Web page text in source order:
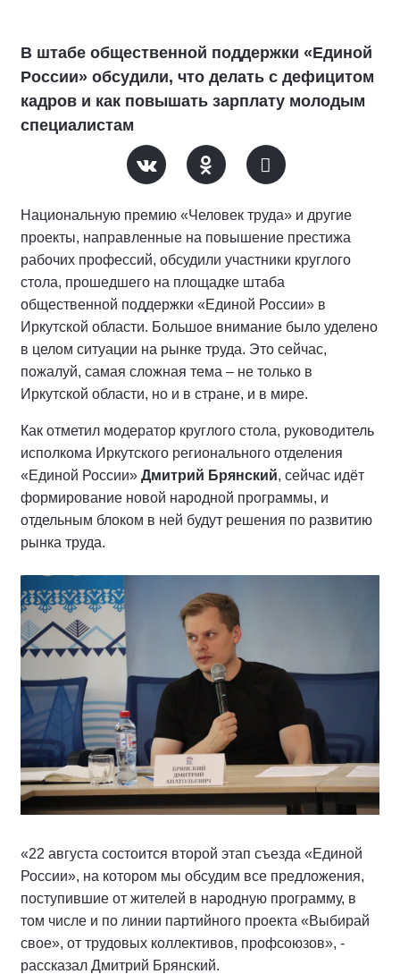
В штабе общественной поддержки «Единой
России» обсудили, что делать с дефицитом
кадров и как повышать зарплату молодым
специалистам
Национальную премию «Человек труда» и другие
проекты, направленные на повышение престижа
рабочих профессий, обсудили участники круглого
стола, прошедшего на площадке штаба
общественной поддержки «Единой России» в
Иркутской области. Большое внимание было уделено
в целом ситуации на рынке труда. Это сейчас,
пожалуй, самая сложная тема – не только в
Иркутской области, но и в стране, и в мире.
Как отметил модератор круглого стола, руководитель
исполкома Иркутского регионального отделения
«Единой России» Дмитрий Брянский, сейчас идёт
формирование новой народной программы, и
отдельным блоком в ней будут решения по развитию
рынка труда.
«22 августа состоится второй этап съезда «Единой
России», на котором мы обсудим все предложения,
поступившие от жителей в народную программу, в
том числе и по линии партийного проекта «Выбирай
свое», от трудовых коллективов, профсоюзов», -
рассказал Дмитрий Брянский.